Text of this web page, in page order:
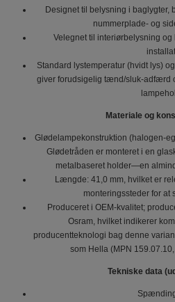
Designet til belysning i baglygter,
nummerplade- og
Velegnet til interiørbelysning
Standard lystemperatur (hvidt lys)
giver forudsigelig tænd/sluk-adfærd
Materiale og
Glødelampekonstruktion (halogen-
Glødetråden er monteret i en
metalbaseret holder—en
Længde: 41,0 mm, hvilket er
monteringssteder for at
Produceret i OEM-kvalitet;
Osram, hvilket indikerer
producentteknologi bag denne
som Hella (MPN
Tekniske data